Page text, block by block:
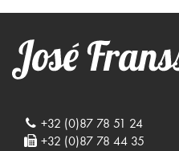
+32 (0)87 78 51 24
+32 (0)87 78 44 35